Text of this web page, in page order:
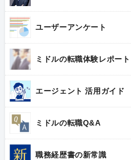
ユーザーアンケート
ミドルの転職体験レポート
エージェント 活用ガイド
ミドルの転職Q&A
職務経歴書の新常識